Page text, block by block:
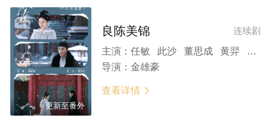
更新至番外
连续剧
良陈美锦
主演： 任敏 此沙 董思成 黄羿 吴刚 王思懿 左叶 印小天 杨童舒 李菲儿 张耀 黄日莹 杨昆 杨青 丁嘉丽 李媛 黄龄 钱波 郑家彬
导演： 金雄豪
查看详情 